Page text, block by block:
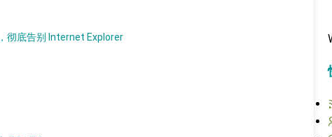
彻底告别 Internet Explorer